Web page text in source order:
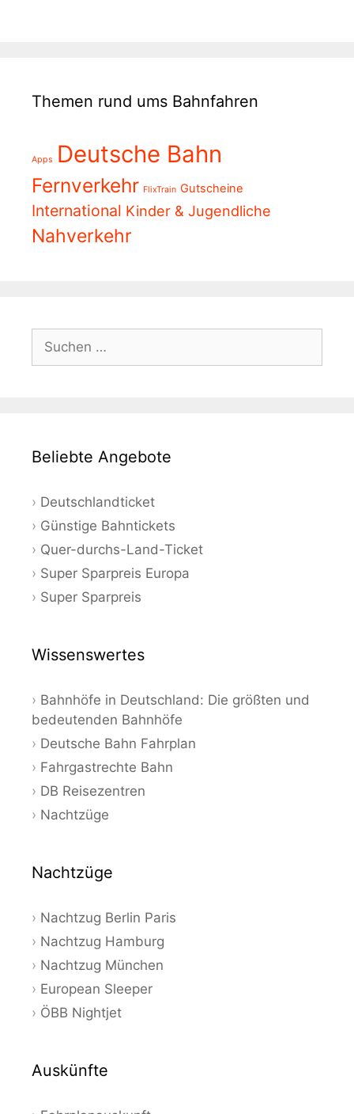
Themen rund ums Bahnfahren
Apps Deutsche Bahn
Fernverkehr FlixTrain Gutscheine
International Kinder & Jugendliche
Nahverkehr
Suchen
nach:
Beliebte Angebote
Deutschlandticket
Günstige Bahntickets
Quer-durchs-Land-Ticket
Super Sparpreis Europa
Super Sparpreis
Wissenswertes
Bahnhöfe in Deutschland: Die größten und
bedeutenden Bahnhöfe
Deutsche Bahn Fahrplan
Fahrgastrechte Bahn
DB Reisezentren
Nachtzüge
Nachtzüge
Nachtzug Berlin Paris
Nachtzug Hamburg
Nachtzug München
European Sleeper
ÖBB Nightjet
Auskünfte